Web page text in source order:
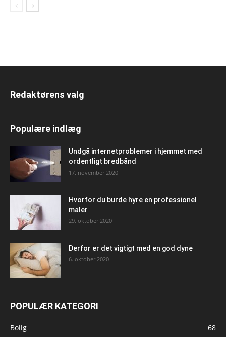
Redaktørens valg
Populære indlæg
Undgå internetproblemer i hjemmet med
ordentligt bredbånd
17. november 2020
Hvorfor du burde hyre en professionel
maler
29. oktober 2020
Derfor er det vigtigt med en god dyne
6. oktober 2020
POPULÆR KATEGORI
Bolig
68